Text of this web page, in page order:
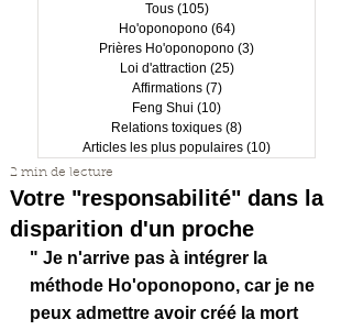
Tous (105)105 posts
Ho'oponopono (64)64 posts
Prières Ho'oponopono (3)
Loi d'attraction (25)25 posts
Affirmations (7)7 posts
Feng Shui (10)
Relations toxiques (8)
Articles les plus populaires (10)
Votre "responsabilité" dans la
disparition d'un proche
2 min de lecture
" Je n'arrive pas à intégrer la
méthode Ho'oponopono, car je ne
peux admettre avoir créé la mort